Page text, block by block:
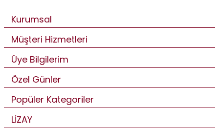
Kurumsal
Müşteri Hizmetleri
Üye Bilgilerim
Özel Günler
Popüler Kategoriler
LİZAY